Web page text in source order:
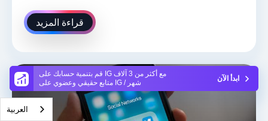
قم بتنمية حسابك على IG مع أكثر من 3 آلاف
متابع حقيقي وعضوي على IG / شهر
ابدأ الآن
قراءة المزيد
العربية‏